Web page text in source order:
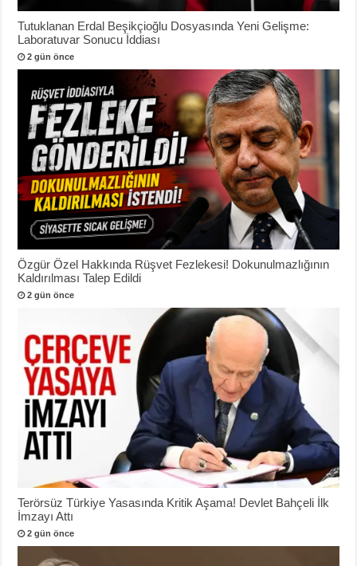
Tutuklanan Erdal Beşikçioğlu Dosyasında Yeni Gelişme:
Laboratuvar Sonucu İddiası
2 gün önce
Özgür Özel Hakkında Rüşvet Fezlekesi! Dokunulmazlığının
Kaldırılması Talep Edildi
2 gün önce
Terörsüz Türkiye Yasasında Kritik Aşama! Devlet Bahçeli İlk
İmzayı Attı
2 gün önce